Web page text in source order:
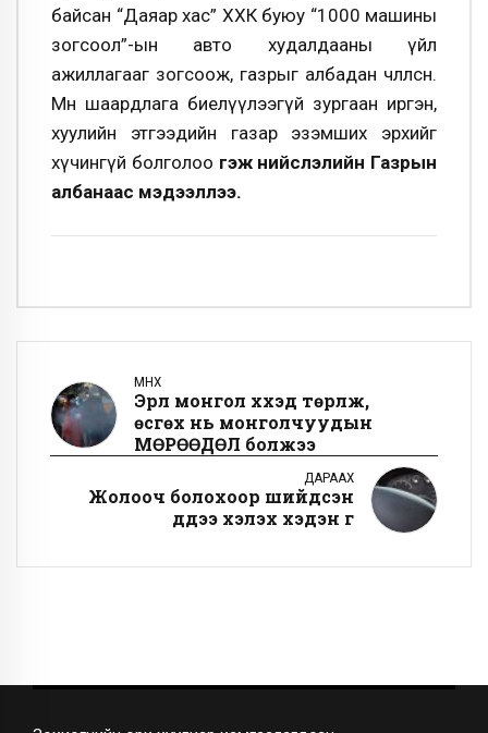
байсан “Даяар хас” ХХК буюу “1000 машины
зогсоол”-ын авто худалдааны үйл
ажиллагааг зогсоож, газрыг албадан чөлөөлсөн.
Мөн шаардлага биелүүлээгүй зургаан иргэн,
хуулийн этгээдийн газар эзэмших эрхийг
хүчингүй болголоо гэж нийслэлийн Газрын
албанаас мэдээллээ.
ӨМНӨХ
Эрүүл монгол хүүхэд төрүүлж,
өсгөх нь монголчуудын
МӨРӨӨДӨЛ болжээ
ДАРААХ
Жолооч болохоор шийдсэн
дүүдээ хэлэх хэдэн үг